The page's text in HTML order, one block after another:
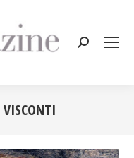
Cerca:
VISCONTI